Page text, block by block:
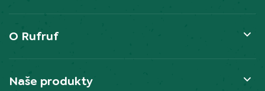
O Rufruf
Naše produkty